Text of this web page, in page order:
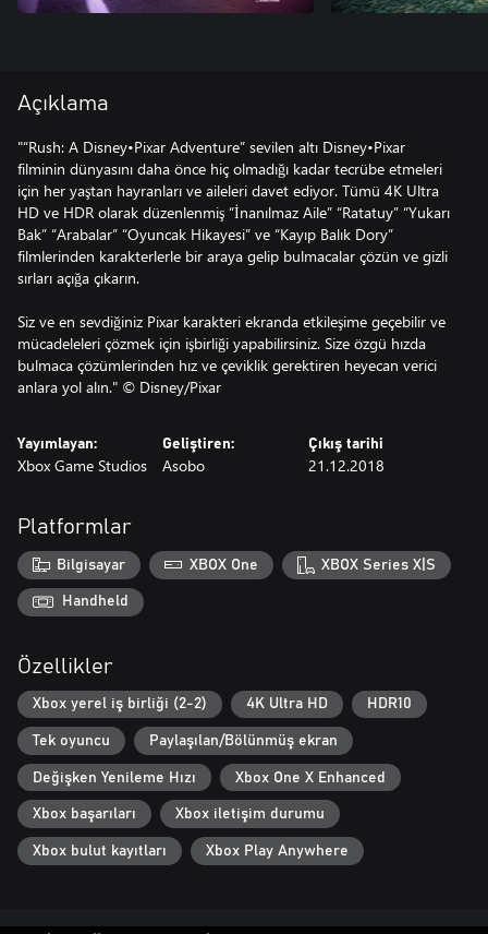
Açıklama
"“Rush: A Disney•Pixar Adventure” sevilen altı Disney•Pixar
filminin dünyasını daha önce hiç olmadığı kadar tecrübe etmeleri
için her yaştan hayranları ve aileleri davet ediyor. Tümü 4K Ultra
HD ve HDR olarak düzenlenmiş “İnanılmaz Aile” “Ratatuy” “Yukarı
Bak” “Arabalar” “Oyuncak Hikayesi” ve “Kayıp Balık Dory”
filmlerinden karakterlerle bir araya gelip bulmacalar çözün ve gizli
sırları açığa çıkarın.
Siz ve en sevdiğiniz Pixar karakteri ekranda etkileşime geçebilir ve
mücadeleleri çözmek için işbirliği yapabilirsiniz. Size özgü hızda
bulmaca çözümlerinden hız ve çeviklik gerektiren heyecan verici
anlara yol alın." © Disney/Pixar
Yayımlayan:
Xbox Game Studios
Geliştiren:
Asobo
Çıkış tarihi
21.12.2018
Platformlar
Bilgisayar XBOX One XBOX Series X|S
Handheld
Özellikler
Xbox yerel iş birliği (2-2) 4K Ultra HD HDR10
Tek oyuncu Paylaşılan/Bölünmüş ekran
Değişken Yenileme Hızı Xbox One X Enhanced
Xbox başarıları Xbox iletişim durumu
Xbox bulut kayıtları Xbox Play Anywhere